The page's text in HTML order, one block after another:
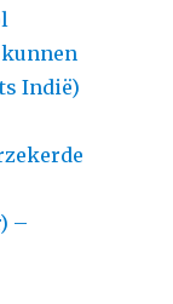
Indië)
–